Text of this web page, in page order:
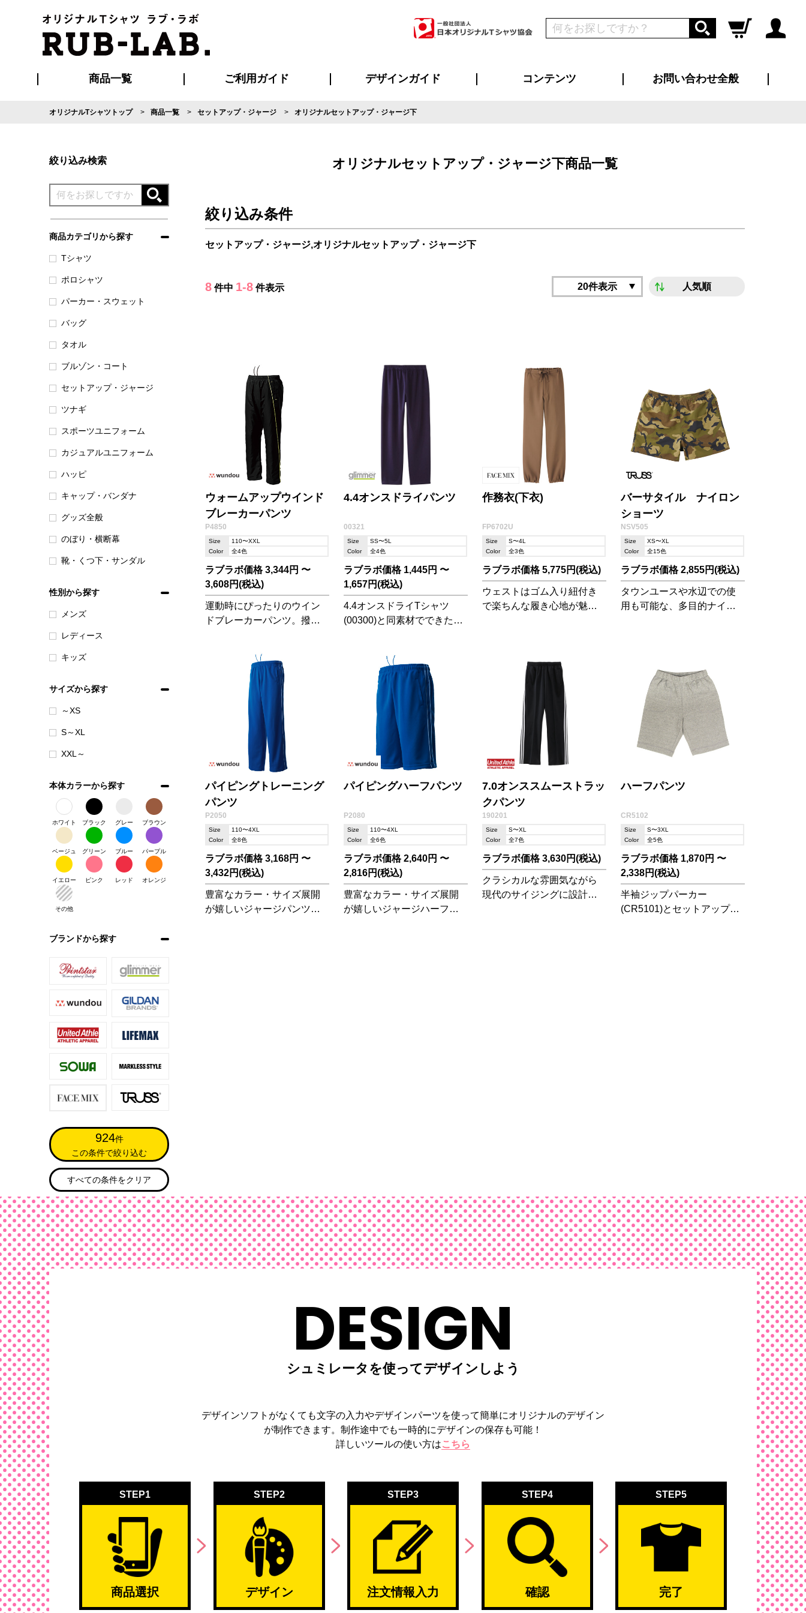
ログイン
商品一覧 ご利用ガイド
ご利用ガイド
はじめての方へ
再注文の方へ
お支払い方法について
割引まとめページ
発送・特急サービスについて
版の保管期限について
マイページ会員のメリット
よくあるご質問
デザインガイド
デザインガイド
デザイン入稿について
デザイン料について
デザインテンプレート集
デザインシミュレーター
書体一覧（フォント集）
プリント・加工一覧
インクカラー
プリントサイズ
コンテンツ お問い合わせ全般
オリジナルTシャツトップ 商品一覧 セットアップ・ジャージ オリジナルセットアップ・ジャージ下
絞り込み検索
商品カテゴリから探す
Tシャツ
ポロシャツ
パーカー・スウェット
バッグ
タオル
ブルゾン・コート
セットアップ・ジャージ
ツナギ
スポーツユニフォーム
カジュアルユニフォーム
ハッピ
キャップ・バンダナ
グッズ全般
のぼり・横断幕
靴・くつ下・サンダル
性別から探す
メンズ
レディース
キッズ
サイズから探す
～XS
S～XL
XXL～
本体カラーから探す
ホワイト ブラック グレー ブラウン
ベージュ グリーン ブルー パープル
イエロー ピンク レッド オレンジ
その他
ブランドから探す
924件
この条件で絞り込む
すべての条件をクリア
オリジナルセットアップ・ジャージ下商品一覧
絞り込み条件
セットアップ・ジャージ,オリジナルセットアップ・ジャージ下
8 件中 1-8 件表示 20件表示 人気順
ウォームアップウインド
ブレーカーパンツ
P4850
Size
110〜XXL
Color
全4色
ラブラボ価格 3,344円 〜
3,608円(税込)
運動時にぴったりのウイン
ドブレーカーパンツ。撥水
ーカージャケット(P4800)と
セットアップにできます。
4.4オンスドライパンツ
00321
Size
SS〜5L
Color
全4色
ラブラボ価格 1,445円 〜
1,657円(税込)
4.4オンスドライTシャツ
(00300)と同素材でできたポ
作務衣(下衣)
FP6702U
Size
S〜4L
Color
全3色
ラブラボ価格 5,775円(税込)
ウェストはゴム入り紐付き
で楽ちんな履き心地が魅
バーサタイル ナイロン
ショーツ
NSV505
Size
XS〜XL
Color
全15色
ラブラボ価格 2,855円(税込)
タウンユースや水辺での使
用も可能な、多目的ナイロ
パイピングトレーニング
パンツ
P2050
Size
110〜4XL
Color
全8色
ラブラボ価格 3,168円 〜
3,432円(税込)
豊富なカラー・サイズ展開
が嬉しいジャージパンツで
パイピングハーフパンツ
P2080
Size
110〜4XL
Color
全6色
ラブラボ価格 2,640円 〜
2,816円(税込)
豊富なカラー・サイズ展開
が嬉しいジャージハーフパ
7.0オンススムーストラッ
クパンツ
190201
Size
S〜XL
Color
全7色
ラブラボ価格 3,630円(税込)
クラシカルな雰囲気ながら
現代のサイジングに設計さ
ハーフパンツ
CR5102
Size
S〜3XL
Color
全5色
ラブラボ価格 1,870円 〜
2,338円(税込)
半袖ジップパーカー
(CR5101)とセットアップが
DESIGN
シュミレータを使ってデザインしよう
デザインソフトがなくても文字の入力やデザインパーツを使って簡単にオリジナルのデザイン
が制作できます。 制作途中でも一時的にデザインの保存も可能！
詳しいツールの使い方はこちら
STEP1
商品選択
STEP2
デザイン
STEP3
注文情報入力
STEP4
確認
STEP5
完了